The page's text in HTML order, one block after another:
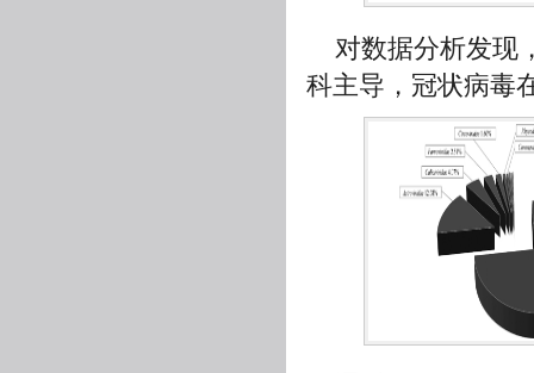
对数据分析发现
科主导，冠状病毒